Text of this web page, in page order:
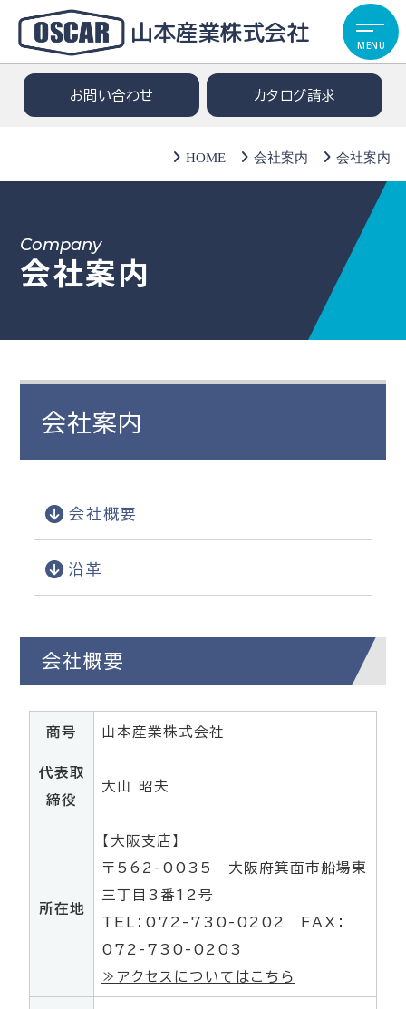
山本産業株式会社
お問い合わせ カタログ請求
HOME 会社案内 会社案内
Company
会社案内
会社案内
会社概要
沿革
会社概要
商号 山本産業株式会社
代表取
締役
大山 昭夫
所在地
【大阪支店】
〒562-0035 大阪府箕面市船場東
三丁目3番12号
TEL：072-730-0202 FAX：
072-730-0203
≫アクセスについてはこちら
MENU